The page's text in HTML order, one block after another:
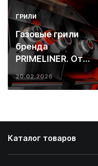
ГРИЛИ
Газовые грили
бренда
PRIMELINER. От
основ инженерии
до ресторанных
20.02.2026
Каталог товаров